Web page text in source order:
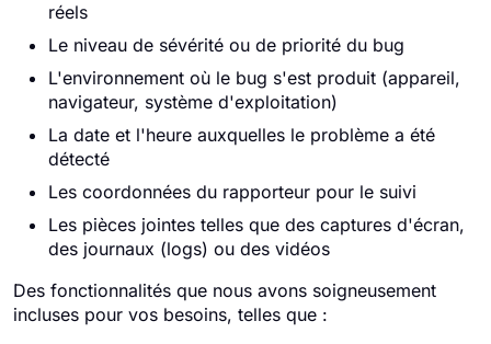
réels
Le niveau de sévérité ou de priorité du bug
L'environnement où le bug s'est produit (appareil,
navigateur, système d'exploitation)
La date et l'heure auxquelles le problème a été
détecté
Les coordonnées du rapporteur pour le suivi
Les pièces jointes telles que des captures d'écran,
des journaux (logs) ou des vidéos
Des fonctionnalités que nous avons soigneusement
incluses pour vos besoins, telles que :